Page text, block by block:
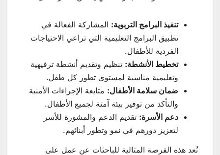
تنفيذ البرامج التربوية: المشاركة الفعالة في
تطبيق البرامج التعليمية التي تراعي الاحتياجات
الفردية للأطفال.
تخطيط الأنشطة: تنظيم وتقديم أنشطة ترفيهية
وتعليمية مناسبة لمستوى تطور كل طفل.
ضمان سلامة الأطفال: متابعة الإجراءات الأمنية
والتأكد من توفير بيئة آمنة لجميع الأطفال.
دعم الأسرة: تقديم الدعم والمشورة للأسر
لتعزيز دورهم في نمو وتطور أبنائهم.
تُعد هذه الفرصة المثالية للباحثات عن عمل على